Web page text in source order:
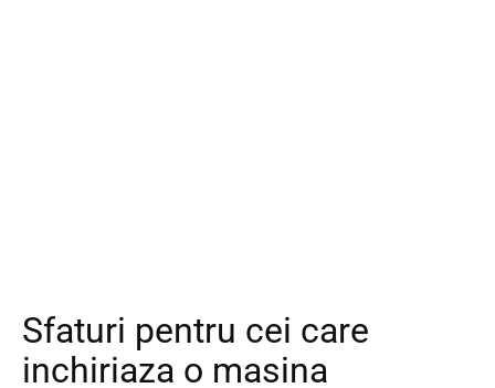
Sfaturi pentru cei care
inchiriaza o masina